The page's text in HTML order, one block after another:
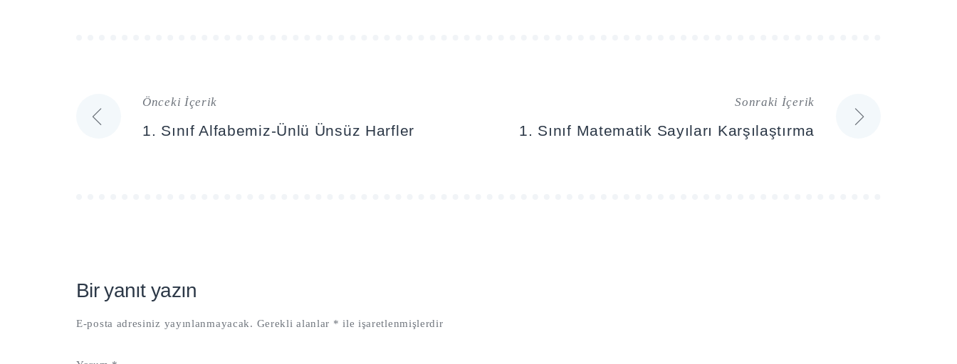
Yazı
Önceki İçerik
1. Sınıf Alfabemiz-Ünlü Ünsüz Harfler
Sonraki İçerik
1. Sınıf Matematik Sayıları Karşılaştırma
Bir yanıt yazın
E-posta adresiniz yayınlanmayacak. Gerekli alanlar * ile işaretlenmişlerdir